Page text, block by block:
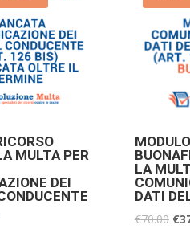
MULTA PER
DEI
LA
DATI
€70.00 €